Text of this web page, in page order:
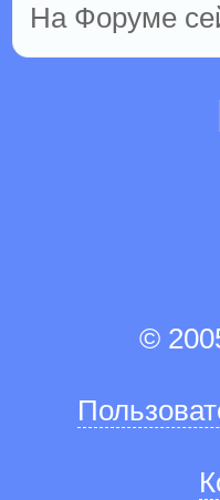
На Форуме
©